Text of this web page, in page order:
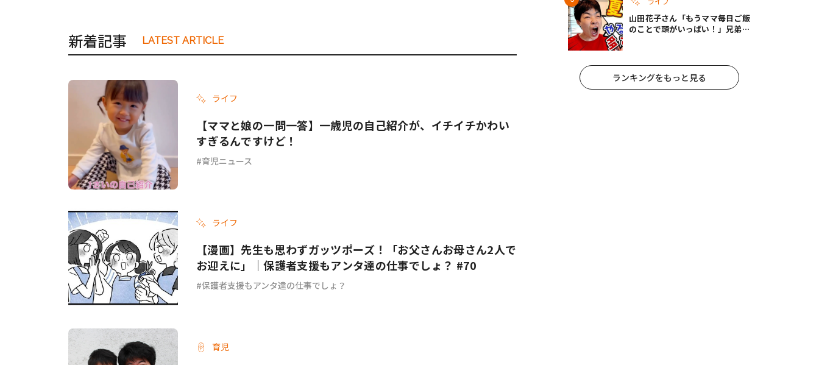
新着記事 LATEST ARTICLE
ライフ
【ママと娘の一問一答】一歳児の自己紹介が、イチイチかわい
すぎるんですけど！
育児ニュース
ライフ
【漫画】先生も思わずガッツポーズ！「お父さんお母さん2人で
お迎えに」｜保護者支援もアンタ達の仕事でしょ？ #70
保護者支援もアンタ達の仕事でしょ？
育児
山田花子さん「もうママ毎日ご飯
のことで頭がいっぱい！」兄弟夏
ランキングをもっと見る